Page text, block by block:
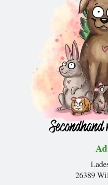
26389